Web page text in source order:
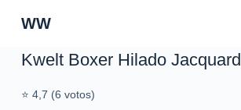
SWW
Kwelt Boxer Hilado Jacquard
⭐ 4,7 (6 votos)